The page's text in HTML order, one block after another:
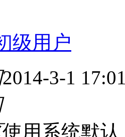
级用户
2014-3-1
使用系统默认